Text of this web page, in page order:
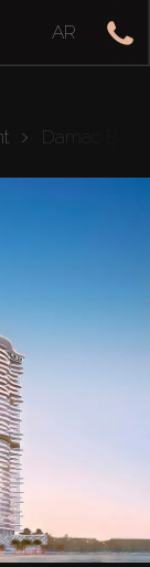
AR
Damac Bay II